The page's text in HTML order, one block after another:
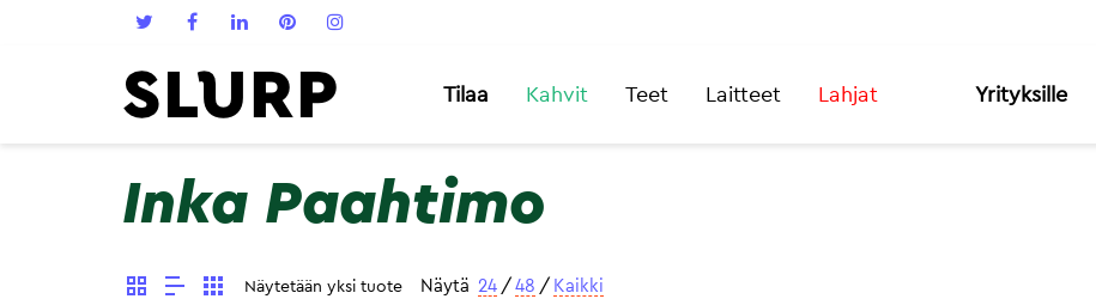
Tilaa Kahvit Teet Laitteet Lahjat Yrityksille
Inka Paahtimo
Näytetään yksi tuote Näytä 24 / 48 / Kaikki